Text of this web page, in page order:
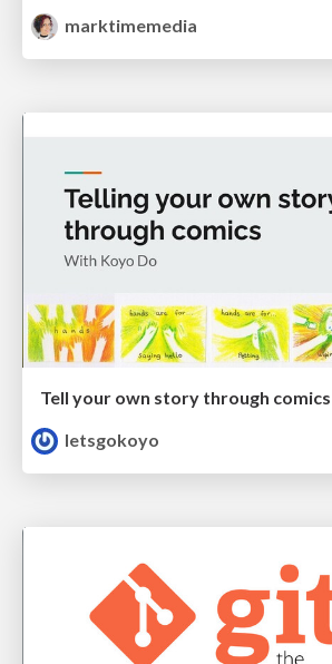
marktimemedia
Tell your own story through comics
letsgokoyo